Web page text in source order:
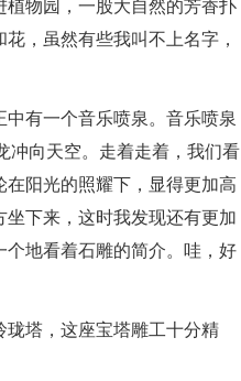
物园，一股大自然的芳香扑
，虽然有些我叫不上名字，
有一个音乐喷泉。音乐喷泉
冲向天空。走着走着，我们看
阳光的照耀下，显得更加高
下来，这时我发现还有更加
地看着石雕的简介。哇，好
塔，这座宝塔雕工十分精